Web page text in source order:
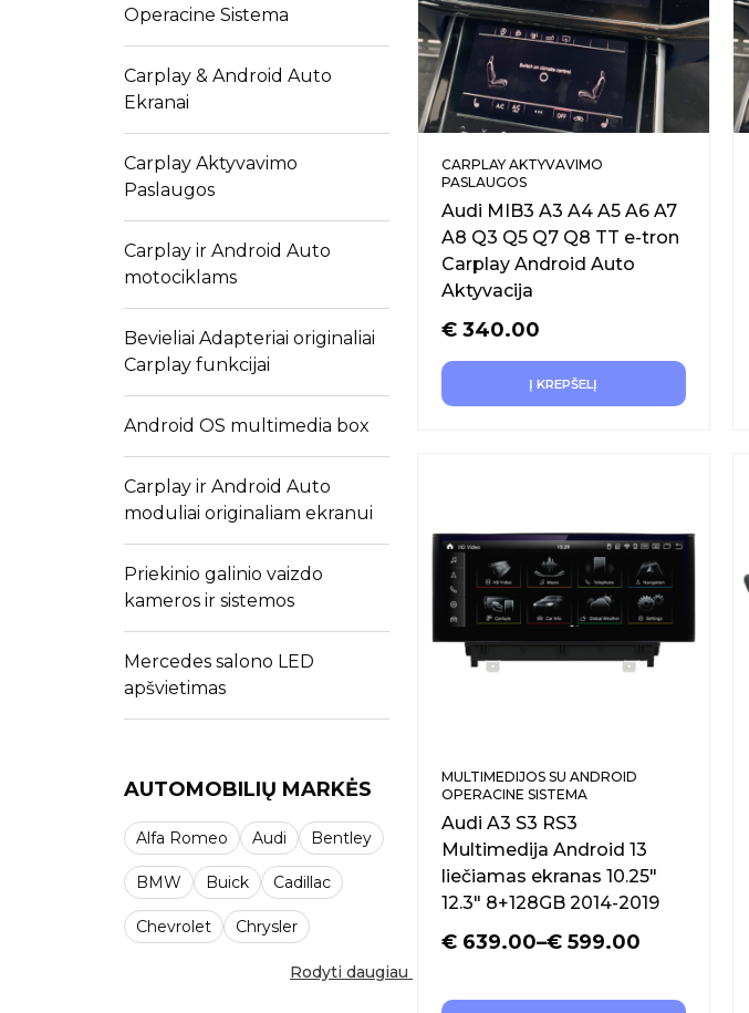
Operacine Sistema
Carplay & Android Auto
Ekranai
Carplay Aktyvavimo
Paslaugos
Carplay ir Android Auto
motociklams
Bevieliai Adapteriai originaliai
Carplay funkcijai
Android OS multimedia box
Carplay ir Android Auto
moduliai originaliam ekranui
Priekinio galinio vaizdo
kameros ir sistemos
Mercedes salono LED
apšvietimas
AUTOMOBILIŲ MARKĖS
Alfa Romeo Audi Bentley
BMW Buick Cadillac
Chevrolet Chrysler
Rodyti daugiau
CARPLAY AKTYVAVIMO
PASLAUGOS
Audi MIB3 A3 A4 A5 A6 A7
A8 Q3 Q5 Q7 Q8 TT e-tron
Carplay Android Auto
Aktyvacija
€ 340.00
Į KREPŠELĮ
MULTIMEDIJOS SU ANDROID
OPERACINE SISTEMA
Audi A3 S3 RS3
Multimedija Android 13
liečiamas ekranas 10.25″
12.3″ 8+128GB 2014-2019
€ 599.00
–
€ 639.00